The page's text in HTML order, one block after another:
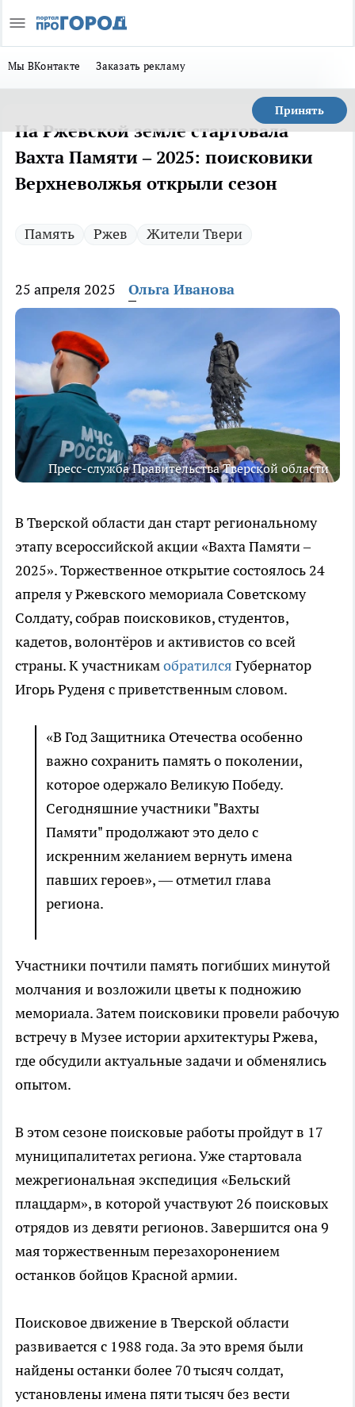
Мы ВКонтакте Заказать рекламу
Принять
На Ржевской земле стартовала
Вахта Памяти – 2025: поисковики
Верхневолжья открыли сезон
Память Ржев Жители Твери
25 апреля 2025 Ольга Иванова
Пресс-служба Правительства Тверской области
В Тверской области дан старт региональному
этапу всероссийской акции «Вахта Памяти –
2025». Торжественное открытие состоялось 24
апреля у Ржевского мемориала Советскому
Солдату, собрав поисковиков, студентов,
кадетов, волонтёров и активистов со всей
страны. К участникамобратился Губернатор
Игорь Руденя с приветственным словом.
«В Год Защитника Отечества особенно
важно сохранить память о поколении,
которое одержало Великую Победу.
Сегодняшние участники "Вахты
Памяти" продолжают это дело с
искренним желанием вернуть имена
павших героев», — отметил глава
региона.
Участники почтили память погибших минутой
молчания и возложили цветы к подножию
мемориала. Затем поисковики провели рабочую
встречу в Музее истории архитектуры Ржева,
где обсудили актуальные задачи и обменялись
опытом.
В этом сезоне поисковые работы пройдут в 17
муниципалитетах региона. Уже стартовала
межрегиональная экспедиция «Бельский
плацдарм», в которой участвуют 26 поисковых
отрядов из девяти регионов. Завершится она 9
мая торжественным перезахоронением
останков бойцов Красной армии.
Поисковое движение в Тверской области
развивается с 1988 года. За это время были
найдены останки более 70 тысяч солдат,
установлены имена пяти тысяч без вести